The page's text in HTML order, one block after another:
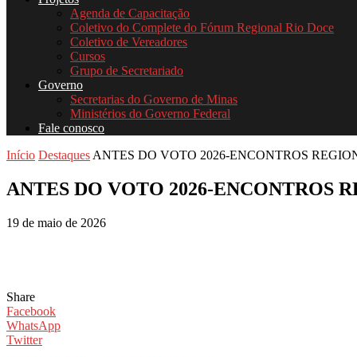
Agenda de Capacitação
Coletivo do Complete do Fórum Regional Rio Doce
Coletivo de Vereadores
Cursos
Grupo de Secretariado
Governo
Secretarias do Governo de Minas
Ministérios do Governo Federal
Fale conosco
Início Destaques ANTES DO VOTO 2026-ENCONTROS
ANTES DO VOTO 2026-ENCONTROS
19 de maio de 2026
Share
Facebook
WhatsApp
Twitter